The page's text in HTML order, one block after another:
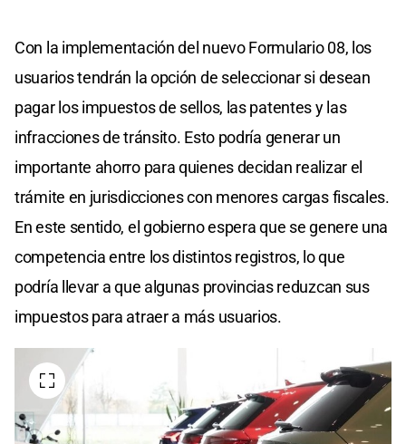
Con la implementación del nuevo Formulario 08, los
usuarios tendrán la opción de seleccionar si desean
pagar los impuestos de sellos, las patentes y las
infracciones de tránsito. Esto podría generar un
importante ahorro para quienes decidan realizar el
trámite en jurisdicciones con menores cargas fiscales.
En este sentido, el gobierno espera que se genere una
competencia entre los distintos registros, lo que
podría llevar a que algunas provincias reduzcan sus
impuestos para atraer a más usuarios.